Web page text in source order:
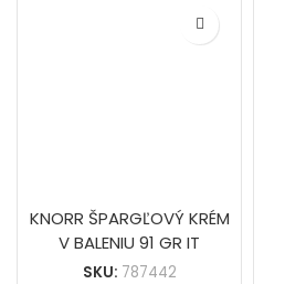
KNORR ŠPARGĽOVÝ KRÉM
V BALENIU 91 GR IT
SKU: 787442